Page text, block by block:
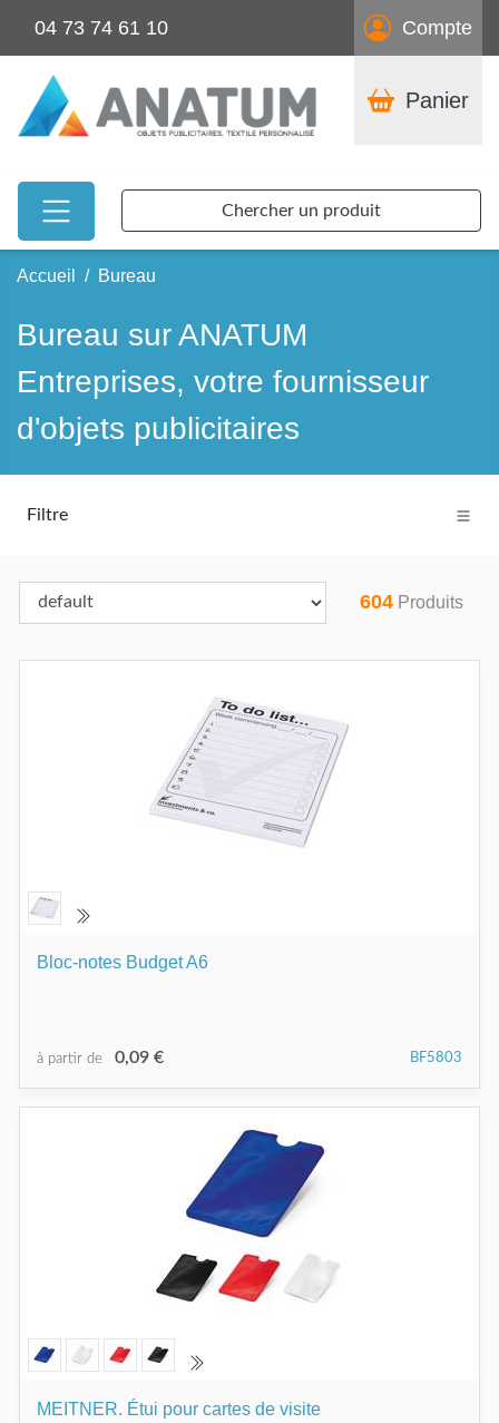
04 73 74 61 10 Compte
Panier
Chercher un produit
Accueil Bureau
Bureau sur ANATUM
Entreprises, votre fournisseur
d'objets publicitaires
Filtre
604 Produits
Bloc-notes Budget A6
à partir de 0,09 € BF5803
MEITNER. Étui pour cartes de visite